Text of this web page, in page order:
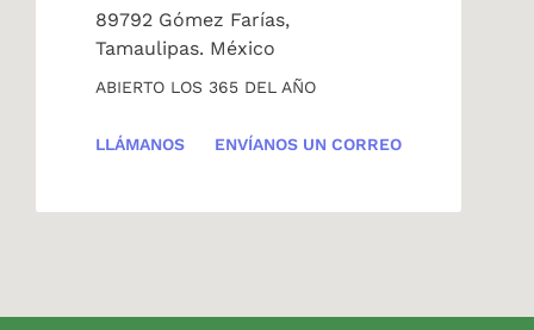
89792 Gómez Farías,
Tamaulipas. México
ABIERTO LOS 365 DEL AÑO
LLÁMANOS ENVÍANOS UN CORREO